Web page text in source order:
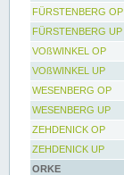
FÜRSTENBERG OP
FÜRSTENBERG UP
VOßWINKEL OP
VOßWINKEL UP
WESENBERG OP
WESENBERG UP
ZEHDENICK OP
ZEHDENICK UP
ORKE